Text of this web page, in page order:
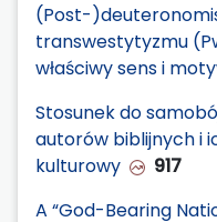
(Post-
transwestytyzmu
właściwy sens i
Stosunek do
autorów biblijnych i
kulturowy
917
A “God-Bearing